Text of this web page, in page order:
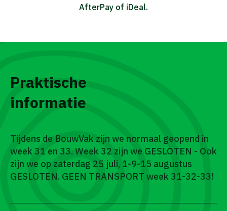
AfterPay of iDeal.
Praktische
informatie
Tijdens de BouwVak zijn we normaal geopend in
week 31 en 33. Week 32 zijn we GESLOTEN - Ook
zijn we op zaterdag 25 juli, 1-9-15 augustus
GESLOTEN. GEEN TRANSPORT week 31-32-33!